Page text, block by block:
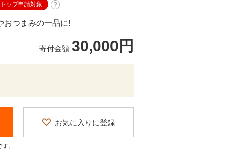
ップ申請対象
おつまみの一品に!
寄付金額 30,000円
お気に入りに登録
。